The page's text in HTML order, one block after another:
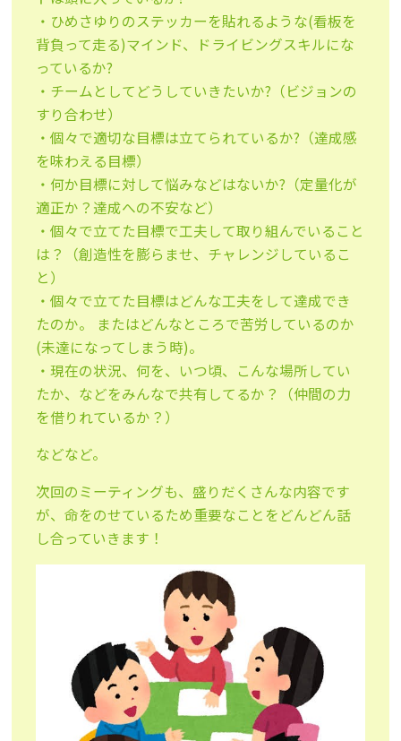
・ひめさゆりのステッカーを貼れるような(看板を
背負って走る)マインド、ドライビングスキルにな
っているか?
・チームとしてどうしていきたいか?（ビジョンの
すり合わせ）
・個々で適切な目標は立てられているか?（達成感
を味わえる目標）
・何か目標に対して悩みなどはないか?（定量化が
適正か？達成への不安など）
・個々で立てた目標で工夫して取り組んでいること
は？（創造性を膨らませ、チャレンジしているこ
と）
・個々で立てた目標はどんな工夫をして達成でき
たのか。 またはどんなところで苦労しているのか
(未達になってしまう時)。
・現在の状況、何を、いつ頃、こんな場所してい
たか、などをみんなで共有してるか？（仲間の力
を借りれているか？）
などなど。
次回のミーティングも、盛りだくさんな内容です
が、命をのせているため重要なことをどんどん話
し合っていきます！